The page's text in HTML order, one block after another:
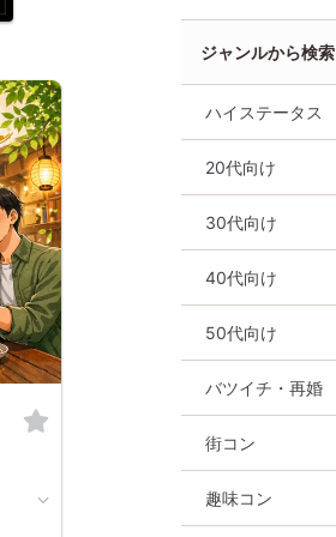
ジャンルから検索
ハイステータス
20代向け
30代向け
40代向け
50代向け
バツイチ・再婚
街コン
趣味コン